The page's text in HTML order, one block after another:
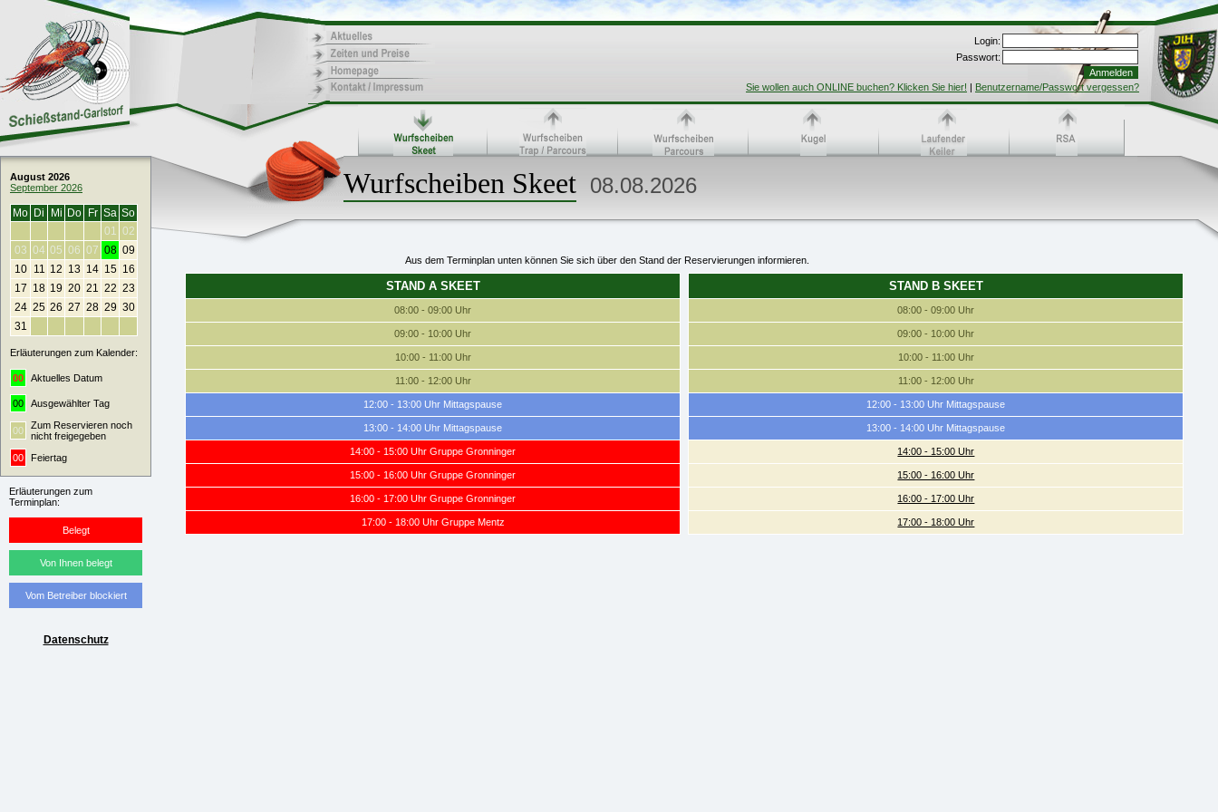
Login:
Passwort:
Sie wollen auch ONLINE buchen? Klicken Sie hier! | Benutzername/Passwort vergessen?
August 2026
September 2026
Mo Di Mi Do Fr Sa So
01 02
03 04 05 06 07 08 09
10
11 12 13 14 15 16
17 18 19 20 21 22 23
24 25 26 27 28 29 30
31
Erläuterungen zum Kalender:
00 Aktuelles Datum
00 Ausgewählter Tag
00
Zum Reservieren noch
nicht freigegeben
00
Feiertag
Erläuterungen zum
Terminplan:
Belegt
Von Ihnen belegt
Vom Betreiber blockiert
Datenschutz
Wurfscheiben Skeet 08.08.2026
Aus dem Terminplan unten können Sie sich über den Stand der Reservierungen informieren.
STAND A SKEET
08:00 - 09:00 Uhr
09:00 - 10:00 Uhr
10:00 - 11:00 Uhr
11:00 - 12:00 Uhr
12:00 - 13:00 Uhr Mittagspause
13:00 - 14:00 Uhr Mittagspause
14:00 - 15:00 Uhr Gruppe Gronninger
15:00 - 16:00 Uhr Gruppe Gronninger
16:00 - 17:00 Uhr Gruppe Gronninger
17:00 - 18:00 Uhr Gruppe Mentz
STAND B SKEET
08:00 - 09:00 Uhr
09:00 - 10:00 Uhr
10:00 - 11:00 Uhr
11:00 - 12:00 Uhr
12:00 - 13:00 Uhr Mittagspause
13:00 - 14:00 Uhr Mittagspause
14:00 - 15:00 Uhr
15:00 - 16:00 Uhr
16:00 - 17:00 Uhr
17:00 - 18:00 Uhr